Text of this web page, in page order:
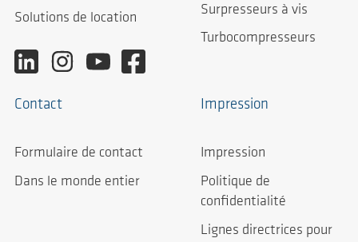
Solutions de location
Surpresseurs à vis
Turbocompresseurs
Contact
Formulaire de contact
Dans le monde entier
Impression
Impression
Politique de
confidentialité
Lignes directrices pour